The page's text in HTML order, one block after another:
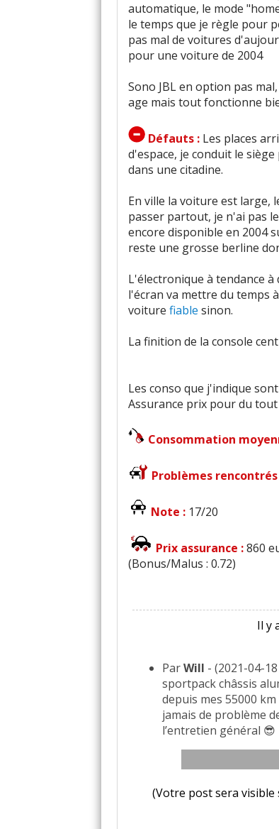
automatique, le mode
le temps que je règle pour
pas mal de voitures
pour une voiture de 2004
Sono JBL en option pas
age mais tout fonctionne
Défauts : Les places
d'espace, je conduit le
dans une citadine.
En ville la voiture est
passer partout, je n'ai pas
encore disponible en 2004
reste une grosse berline
L'électronique à tendance
l'écran va mettre du temps
voiture fiable sinon.
La finition de la console
Les conso que j'indique
Assurance prix pour du tout
Consommation
Problèmes rencontrés
Note : 17/20
Prix assurance :860
(Bonus/Malus : 0.72)
Il y
ParWill - (2021-04-
sportpack châssis
depuis mes 55000
jamais de problème
l’entretien général 😎
(Votre post sera visible